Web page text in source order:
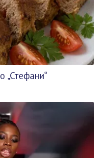
„Стефани“